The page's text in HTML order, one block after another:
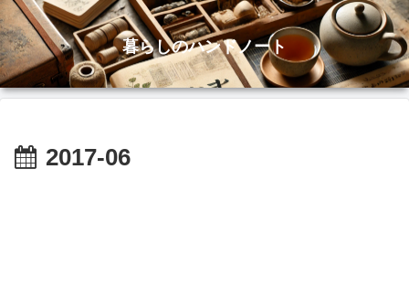
暮らしのハンドノート
2017-06